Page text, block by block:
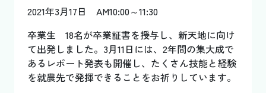
2021年3月17日 AM10:00～11:30
卒業生 18名が卒業証書を授与し、新天地に向け
て出発しました。3月11日には、2年間の集大成で
あるレポート発表も開催し、たくさん技能と経験
を就農先で発揮できることをお祈りしています。